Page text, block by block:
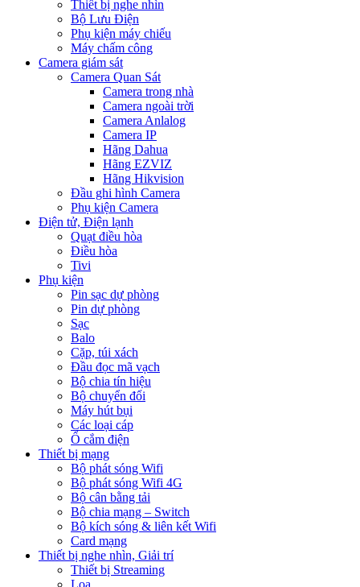
Thiết bị nghe nhìn
Bộ Lưu Điện
Phụ kiện máy chiếu
Máy chấm công
Camera giám sát
Camera Quan Sát
Camera trong nhà
Camera ngoài trời
Camera Anlalog
Camera IP
Hãng Dahua
Hãng EZVIZ
Hãng Hikvision
Đầu ghi hình Camera
Phụ kiện Camera
Điện tử, Điện lạnh
Quạt điều hòa
Điều hòa
Tivi
Phụ kiện
Pin sạc dự phòng
Pin dự phòng
Sạc
Balo
Cặp, túi xách
Đầu đọc mã vạch
Bộ chia tín hiệu
Bộ chuyển đổi
Máy hút bụi
Các loại cáp
Ổ cắm điện
Thiết bị mạng
Bộ phát sóng Wifi
Bộ phát sóng Wifi 4G
Bộ cân bằng tải
Bộ chia mạng – Switch
Bộ kích sóng & liên kết Wifi
Card mạng
Thiết bị nghe nhìn, Giải trí
Thiết bị Streaming